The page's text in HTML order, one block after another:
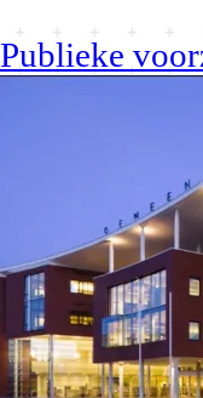
Publieke